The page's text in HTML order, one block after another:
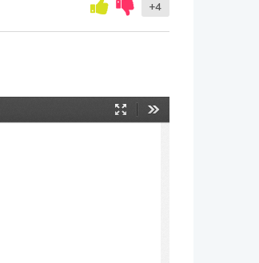
+4
Način